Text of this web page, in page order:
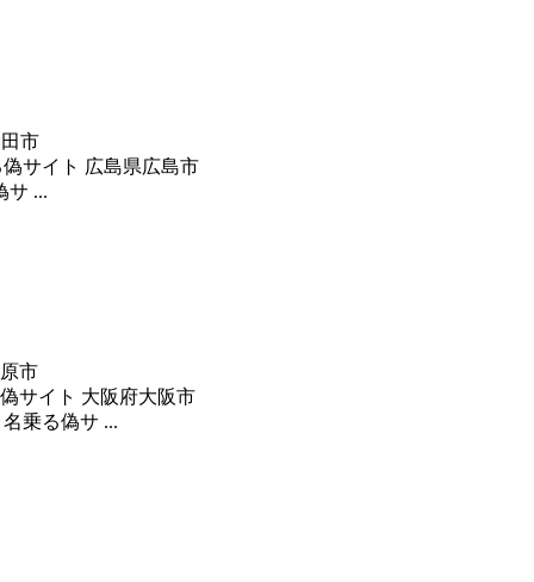
市
偽サイト 広島県広島市
サ ...
市
偽サイト 大阪府大阪市
名乗る偽サ ...